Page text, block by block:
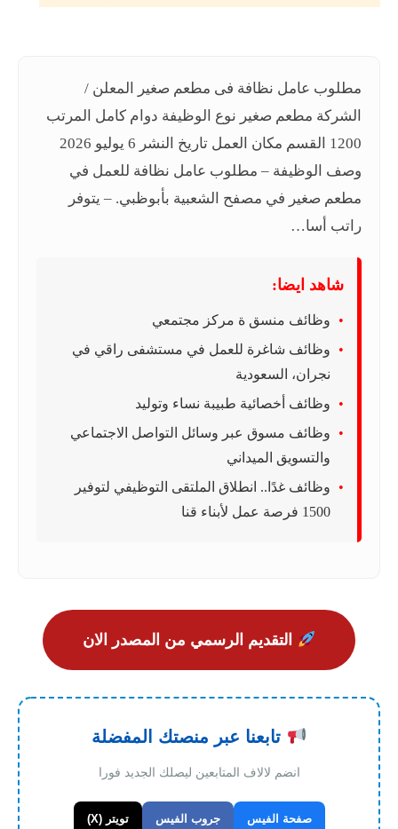
مطلوب عامل نظافة فى مطعم صغير المعلن /
الشركة مطعم صغير نوع الوظيفة دوام كامل المرتب
1200 القسم مكان العمل تاريخ النشر 6 يوليو 2026
وصف الوظيفة – مطلوب عامل نظافة للعمل في
مطعم صغير في مصفح الشعبية بأبوظبي. – يتوفر
راتب أسا…
شاهد ايضا:
وظائف منسق ة مركز مجتمعي
وظائف شاغرة للعمل في مستشفى راقي في
نجران، السعودية
وظائف أخصائية طبيبة نساء وتوليد
وظائف مسوق عبر وسائل التواصل الاجتماعي
والتسويق الميداني
وظائف غدًا.. انطلاق الملتقى التوظيفي لتوفير
1500 فرصة عمل لأبناء قنا
التقديم الرسمي من المصدر الان
تابعنا عبر منصتك المفضلة
انضم لالاف المتابعين ليصلك الجديد فورا
صفحة الفيس جروب الفيس تويتر (X)